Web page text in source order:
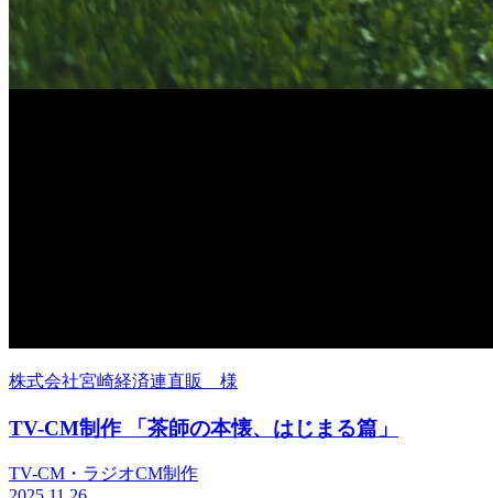
株式会社宮崎経済連直販 様
TV-CM制作 「茶師の本懐、はじまる篇」
TV-CM・ラジオCM制作